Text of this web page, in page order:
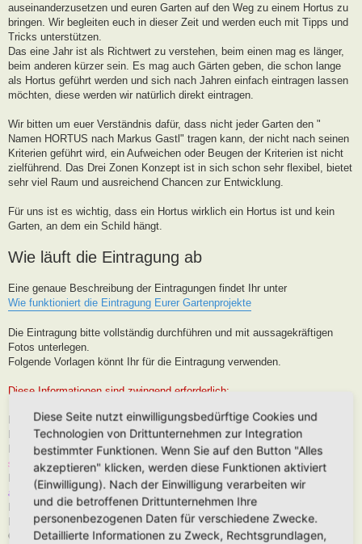
auseinanderzusetzen und euren Garten auf den Weg zu einem Hortus zu
bringen. Wir begleiten euch in dieser Zeit und werden euch mit Tipps und
Tricks unterstützen.
Das eine Jahr ist als Richtwert zu verstehen, beim einen mag es länger,
beim anderen kürzer sein. Es mag auch Gärten geben, die schon lange
als Hortus geführt werden und sich nach Jahren einfach eintragen lassen
möchten, diese werden wir natürlich direkt eintragen.
Wir bitten um euer Verständnis dafür, dass nicht jeder Garten den "
Namen HORTUS nach Markus Gastl" tragen kann, der nicht nach seinen
Kriterien geführt wird, ein Aufweichen oder Beugen der Kriterien ist nicht
zielführend. Das Drei Zonen Konzept ist in sich schon sehr flexibel, bietet
sehr viel Raum und ausreichend Chancen zur Entwicklung.
Für uns ist es wichtig, dass ein Hortus wirklich ein Hortus ist und kein
Garten, an dem ein Schild hängt.
Wie läuft die Eintragung ab
Eine genaue Beschreibung der Eintragungen findet Ihr unter
Wie funktioniert die Eintragung Eurer Gartenprojekte
Die Eintragung bitte vollständig durchführen und mit aussagekräftigen
Fotos unterlegen.
Folgende Vorlagen könnt Ihr für die Eintragung verwenden.
Diese Informationen sind zwingend erforderlich:
Hortus-Name:
Bedeutung des Hortus-Namens:
Dein Name:(Muss kein Realnamen sein, kann auch Euer Forenname
sein)
Postleitzahl (oder franz. Region):Brauche ich für die Karteneintrag, wird
aber nur in der Nähe, niemals Punktgenau platziert
Hortus-Ort:wie PLZ
Hortus-Land:
Größe in m2:
Diese Seite nutzt einwilligungsbedürftige Cookies und
Technologien von Drittunternehmen zur Integration
bestimmter Funktionen. Wenn Sie auf den Button "Alles
akzeptieren" klicken, werden diese Funktionen aktiviert
(Einwilligung). Nach der Einwilligung verarbeiten wir
und die betroffenen Drittunternehmen Ihre
personenbezogenen Daten für verschiedene Zwecke.
Detaillierte Informationen zu Zweck, Rechtsgrundlagen,